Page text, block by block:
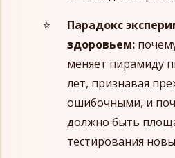
Парадокс
здоровьем:
меняет пирамиду
лет, признавая
ошибочными, и
должно быть
тестирования